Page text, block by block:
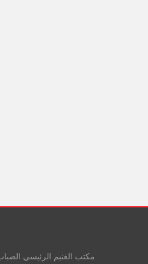
مكتب الغنيم الرئيسي